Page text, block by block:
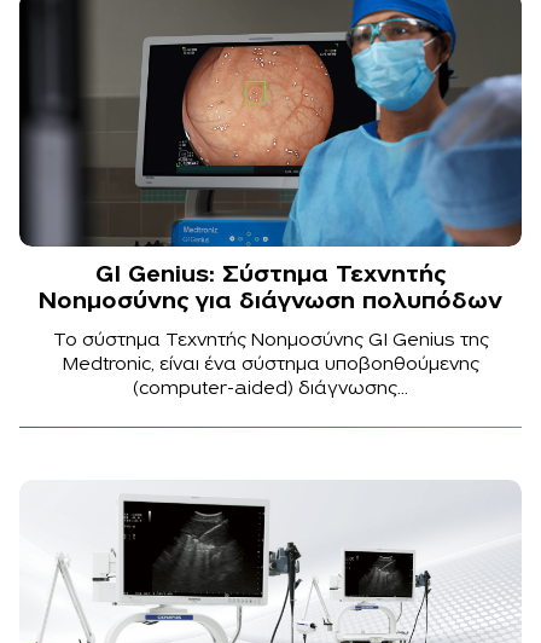
GI Genius: Σύστημα Τεχνητής
Νοημοσύνης για διάγνωση πολυπόδων
Το σύστημα Τεχνητής Νοημοσύνης GI Genius της
Medtronic, είναι ένα σύστημα υποβοηθούμενης
(computer-aided) διάγνωσης...